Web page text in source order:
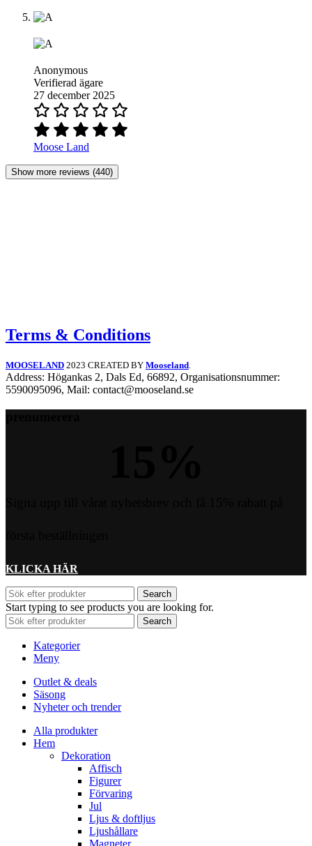
Anonymous
Verifierad ägare
27 december 2025
Moose Land
Show more reviews (440)
Terms & Conditions
MOOSELAND 2023 CREATED BY Mooseland.
Address: Högankas 2, Dals Ed, 66892, Organisationsnummer:
5590095096, Mail: contact@mooseland.se
KLICKA HÄR
Search
Start typing to see products you are looking for.
Search
Kategorier
Meny
Outlet & deals
Säsong
Nyheter och trender
Alla produkter
Hem
Dekoration
Affisch
Figurer
Förvaring
Jul
Ljus & doftljus
Ljushållare
Magneter